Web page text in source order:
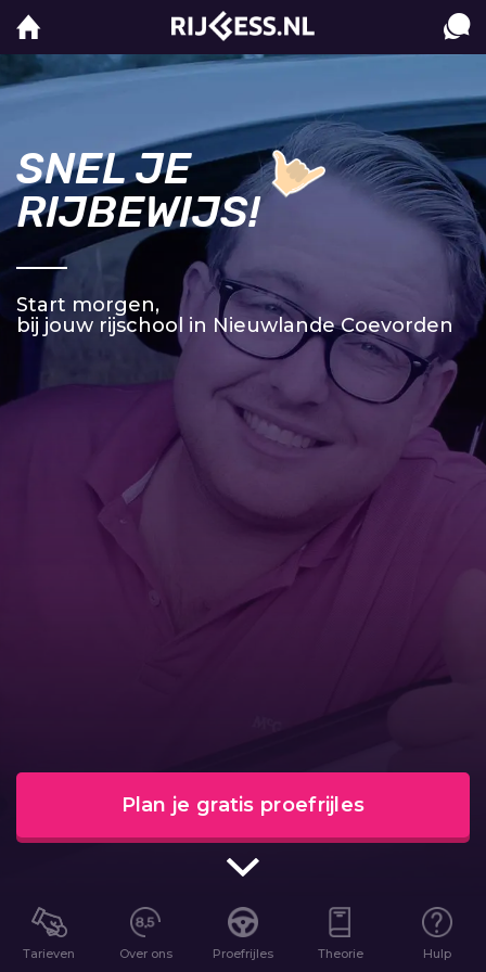
SNEL JE
RIJBEWIJS!
Start morgen,
bij jouw rijschool in Nieuwlande Coevorden
Plan je gratis proefrijles
Tarieven Over ons Proefrijles Theorie Hulp